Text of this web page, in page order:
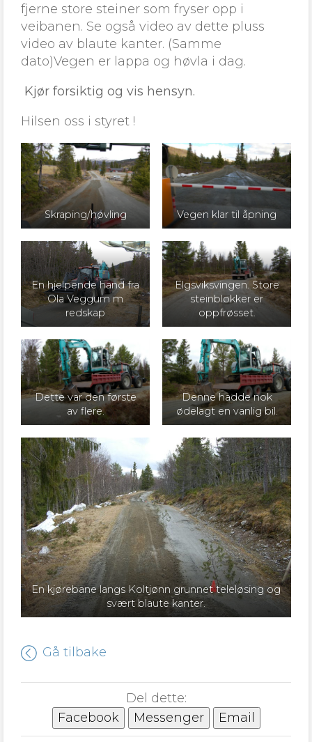
fjerne store steiner som fryser opp i
veibanen. Se også video av dette pluss
video av blaute kanter. (Samme
dato)Vegen er lappa og høvla i dag.
Kjør forsiktig og vis hensyn.
Hilsen oss i styret !
Skraping/høvling Vegen klar til åpning
En hjelpende hand fra
Ola Veggum m
redskap
Elgsviksvingen. Store
steinblokker er
oppfrøsset.
Dette var den første
av flere.
Denne hadde nok
ødelagt en vanlig bil.
En kjørebane langs Koltjønn grunnet teleløsing og
svært blaute kanter.
Gå tilbake
Del dette:
Facebook
Messenger Email